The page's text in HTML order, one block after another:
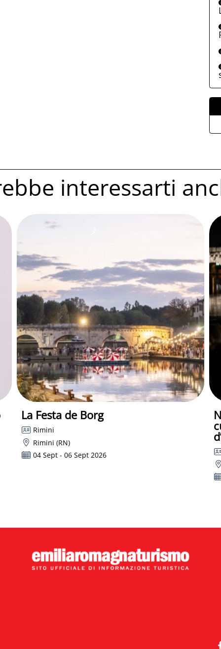
interessarti
La Festa de Borg
Rimini
Rimini (RN)
04 Sept - 06 Sept 2026